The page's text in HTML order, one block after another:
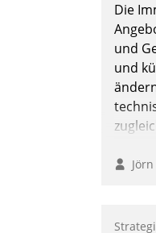
Die
und
und